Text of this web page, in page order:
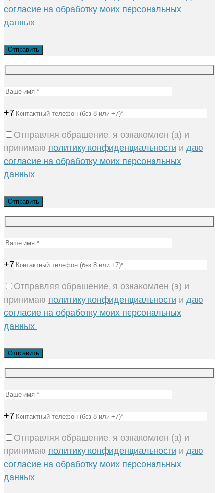
согласие на обработку моих персональных
данных
+7
Отправляя обращение, я ознакомлен (а) и
принимаю политику конфиденциальности и даю
согласие на обработку моих персональных
данных
+7
Отправляя обращение, я ознакомлен (а) и
принимаю политику конфиденциальности и даю
согласие на обработку моих персональных
данных
+7
Отправляя обращение, я ознакомлен (а) и
принимаю политику конфиденциальности и даю
согласие на обработку моих персональных
данных